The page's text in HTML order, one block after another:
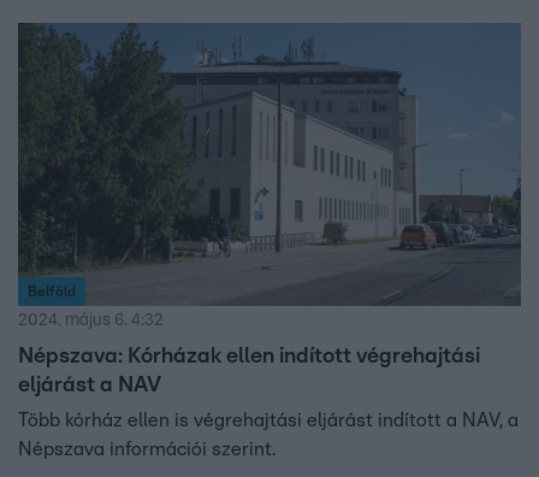
adósságukat.
Belföld
2024. május 6. 4:32
Népszava: Kórházak ellen indított végrehajtási
eljárást a NAV
Több kórház ellen is végrehajtási eljárást indított a NAV, a
Népszava információi szerint.